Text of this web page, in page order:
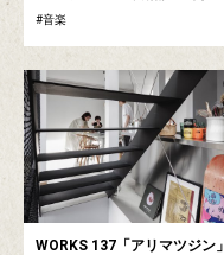
音楽
WORKS 137「アリマツジン」